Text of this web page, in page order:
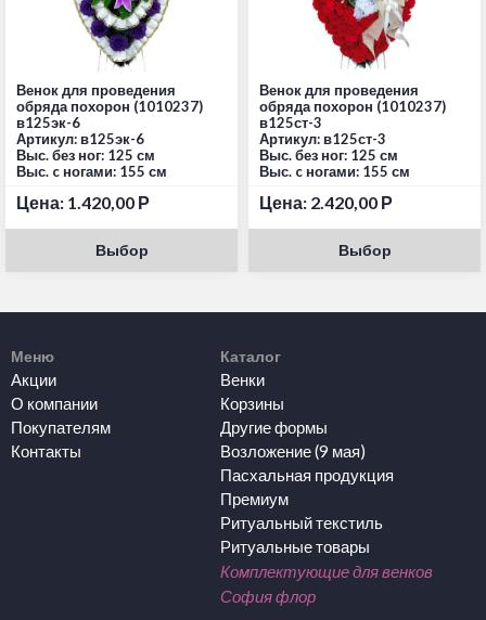
Венок для проведения
обряда похорон (1010237)
в125эк-6
Артикул: в125эк-6
Выс. без ног: 125 см
Выс. c ногами: 155 см
Цена: 1.420,00 Р
Выбор
Венок для проведения
обряда похорон (1010237)
в125ст-3
Артикул: в125ст-3
Выс. без ног: 125 см
Выс. c ногами: 155 см
Цена: 2.420,00 Р
Выбор
Меню
Акции
О компании
Покупателям
Контакты
Каталог
Венки
Корзины
Другие формы
Возложение (9 мая)
Пасхальная продукция
Премиум
Ритуальный текстиль
Ритуальные товары
Комплектующие для венков
София флор